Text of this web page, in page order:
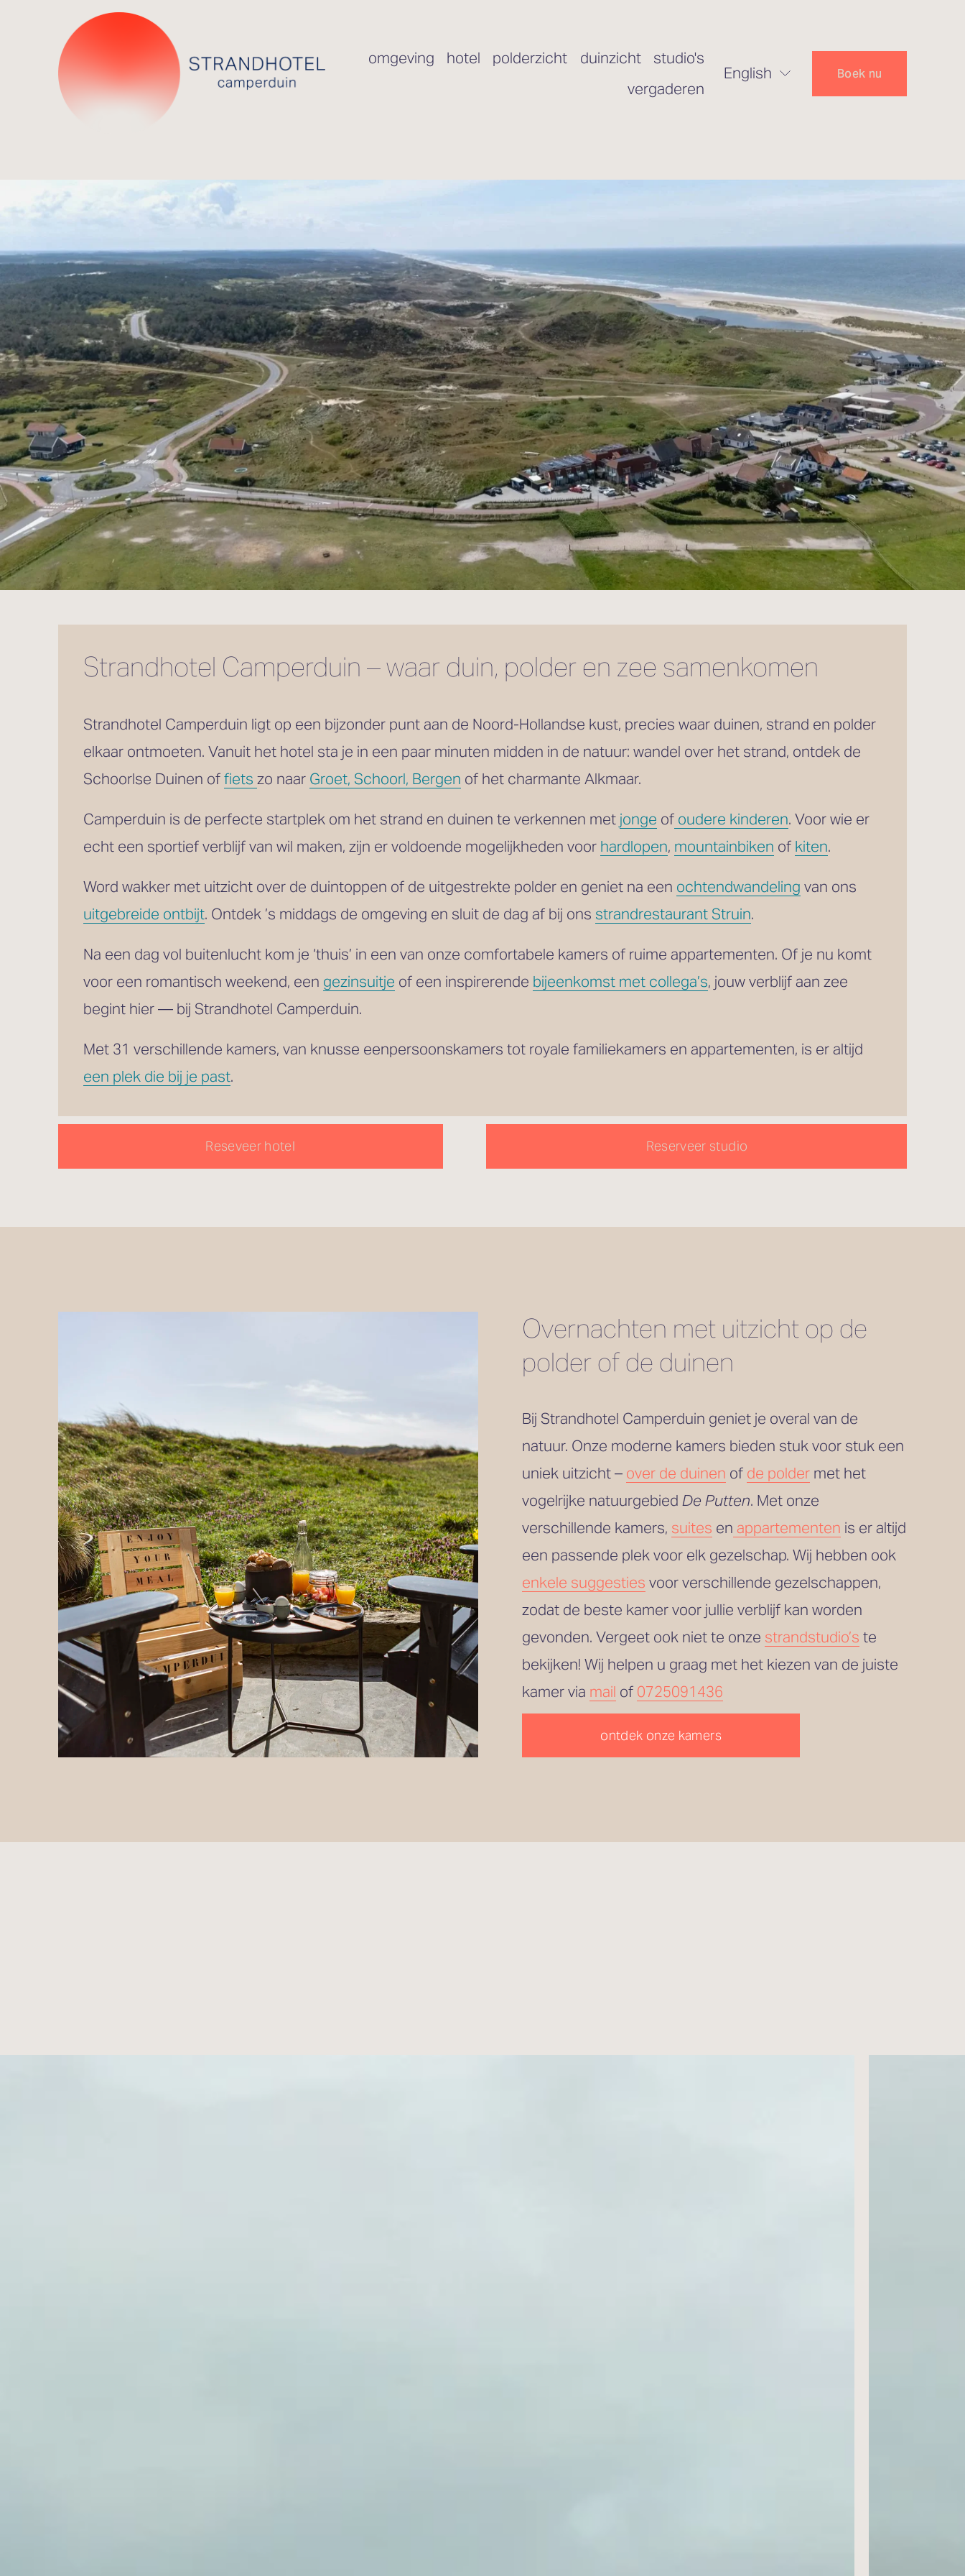
omgeving hotel polderzicht duinzicht
studio's
vergaderen
English Boek nu
Strandhotel Camperduin – waar duin, polder en zee samenkomen
Strandhotel Camperduin ligt op een bijzonder punt aan de Noord-Hollandse kust, precies waar duinen, strand en polder
elkaar ontmoeten. Vanuit het hotel sta je in een paar minuten midden in de natuur: wandel over het strand, ontdek de
Schoorlse Duinen of fietszo naar Groet, Schoorl, Bergen of het charmante Alkmaar.
Camperduin is de perfecte startplek om het strand en duinen te verkennen met jonge of oudere kinderen. Voor wie er
echt een sportief verblijf van wil maken, zijn er voldoende mogelijkheden voor hardlopen, mountainbiken of kiten.
Word wakker met uitzicht over de duintoppen of de uitgestrekte polder en geniet na een ochtendwandeling
uitgebreide ontbijt. Ontdek ’s middags de omgeving en sluit de dag af bij ons strandrestaurant Struin.
Na een dag vol buitenlucht kom je ‘thuis’ in een van onze comfortabele kamers of ruime appartementen. Of je nu komt
voor een romantisch weekend, een gezinsuitje of een inspirerende bijeenkomst met collega’s, jouw verblijf aan zee
begint hier — bij Strandhotel Camperduin.
een plek die bij je past.
Reseveer hotel Reserveer studio
Overnachten met uitzicht op de
polder of de duinen
Bij Strandhotel Camperduin geniet je overal van de
natuur. Onze moderne kamers bieden stuk voor stuk een
uniek uitzicht – over de duinen of de polder met het
vogelrijke natuurgebied De Putten. Met onze
verschillende kamers, suites en appartementen is er altijd
enkele suggesties voor verschillende gezelschappen,
zodat de beste kamer voor jullie verblijf kan worden
gevonden. Vergeet ook niet te onze strandstudio’s te
bekijken! Wij helpen u graag met het kiezen van de juiste
kamer via mail of 0725091436
ontdek onze kamers